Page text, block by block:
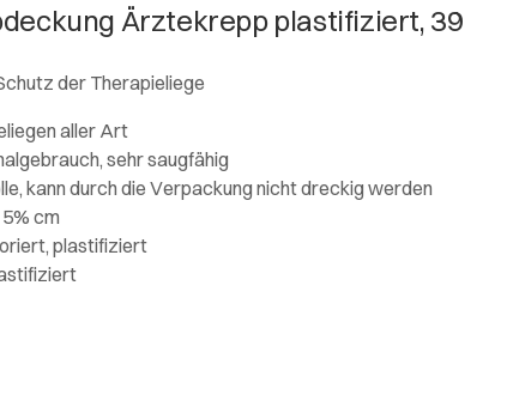
Ärztekrepp plastifiziert, 39
der Therapieliege
aller Art
sehr saugfähig
kann durch die Verpackung nicht dreckig werden
cm
plastifiziert